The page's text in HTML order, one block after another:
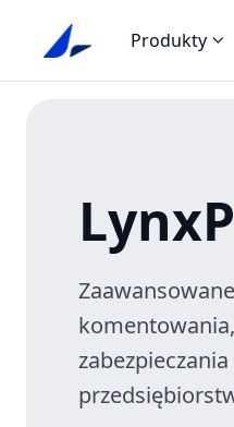
Produkty